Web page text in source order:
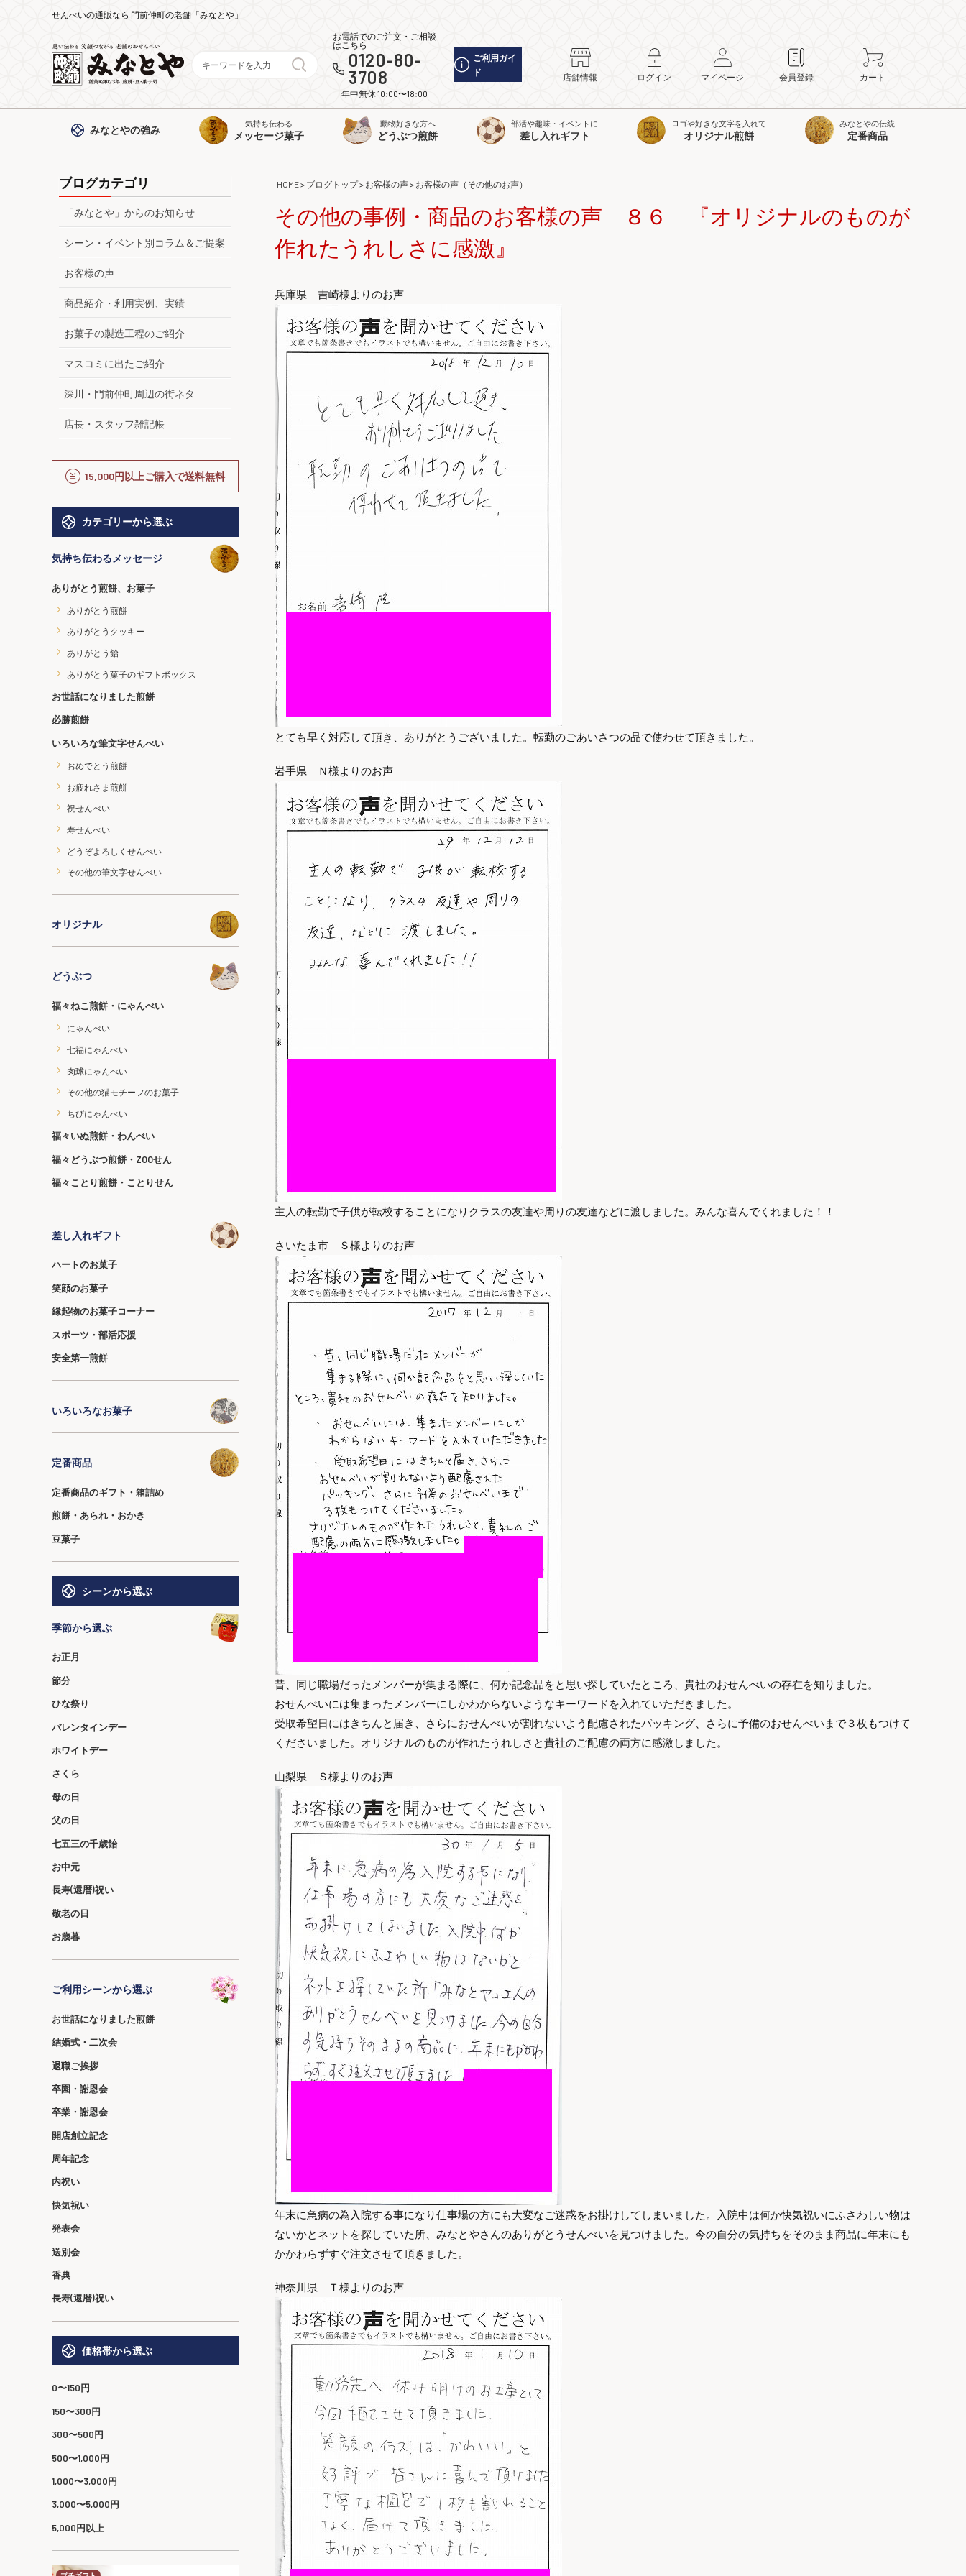
せんべいの通販なら 門前仲町の老舗「みなとや」
お電話でのご注文・ご相談
はこちら
0120-80-
3708
年中無休 10:00〜18:00
ご利用ガイ
ド
店舗情報 ログイン マイページ 会員登録 カート
みなとやの強み
気持ち伝わる
メッセージ菓子
動物好きな方へ
どうぶつ煎餅
部活や趣味・イベントに
差し入れギフト
ロゴや好きな文字を入れて
オリジナル煎餅
みなとやの伝統
定番商品
ブログカテゴリ
「みなとや」からのお知らせ
シーン・イベント別コラム＆ご提案
お客様の声
商品紹介・利用実例、実績
お菓子の製造工程のご紹介
マスコミに出たご紹介
深川・門前仲町周辺の街ネタ
店長・スタッフ雑記帳
15,000円以上ご購入で送料無料
カテゴリーから選ぶ
気持ち伝わるメッセージ
ありがとう煎餅、お菓子
ありがとう煎餅
ありがとうクッキー
ありがとう飴
ありがとう菓子のギフトボックス
お世話になりました煎餅
必勝煎餅
いろいろな筆文字せんべい
おめでとう煎餅
お疲れさま煎餅
祝せんべい
寿せんべい
どうぞよろしくせんべい
その他の筆文字せんべい
オリジナル
どうぶつ
福々ねこ煎餅・にゃんべい
にゃんべい
七福にゃんべい
肉球にゃんべい
その他の猫モチーフのお菓子
ちびにゃんべい
福々いぬ煎餅・わんべい
福々どうぶつ煎餅・ZOOせん
福々ことり煎餅・ことりせん
差し入れギフト
ハートのお菓子
笑顔のお菓子
縁起物のお菓子コーナー
スポーツ・部活応援
安全第一煎餅
いろいろなお菓子
定番商品
定番商品のギフト・箱詰め
煎餅・あられ・おかき
豆菓子
シーンから選ぶ
季節から選ぶ
お正月
節分
ひな祭り
バレンタインデー
ホワイトデー
さくら
母の日
父の日
七五三の千歳飴
お中元
長寿(還暦)祝い
敬老の日
お歳暮
ご利用シーンから選ぶ
お世話になりました煎餅
結婚式・二次会
退職ご挨拶
卒園・謝恩会
卒業・謝恩会
開店創立記念
周年記念
内祝い
快気祝い
発表会
送別会
香典
長寿(還暦)祝い
価格帯から選ぶ
0〜150円
150〜300円
300〜500円
500〜1,000円
1,000〜3,000円
3,000〜5,000円
5,000円以上
HOME> ブログトップ> お客様の声> お客様の声（その他のお声）
その他の事例・商品のお客様の声 ８６ 『オリジナルのものが
作れたうれしさに感激』
兵庫県 吉崎様よりのお声
とても早く対応して頂き、ありがとうございました。転勤のごあいさつの品で使わせて頂きました。
岩手県 Ｎ様よりのお声
主人の転勤で子供が転校することになりクラスの友達や周りの友達などに渡しました。みんな喜んでくれました！！
さいたま市 Ｓ様よりのお声
昔、同じ職場だったメンバーが集まる際に、何か記念品をと思い探していたところ、貴社のおせんべいの存在を知りました。
おせんべいには集まったメンバーにしかわからないようなキーワードを入れていただきました。
受取希望日にはきちんと届き、さらにおせんべいが割れないよう配慮されたパッキング、さらに予備のおせんべいまで３枚もつけて
くださいました。オリジナルのものが作れたうれしさと貴社のご配慮の両方に感激しました。
山梨県 Ｓ様よりのお声
年末に急病の為入院する事になり仕事場の方にも大変なご迷惑をお掛けしてしまいました。入院中は何か快気祝いにふさわしい物は
ないかとネットを探していた所、みなとやさんのありがとうせんべいを見つけました。今の自分の気持ちをそのまま商品に年末にも
かかわらずすぐ注文させて頂きました。
神奈川県 Ｔ様よりのお声